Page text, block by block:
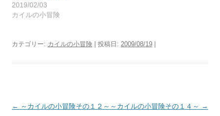
2019/02/03
カイルの小冒険
カテゴリー: カイルの小冒険 | 投稿日: 2009/08/19
投
← ～カイルの小冒険その１２～ ～カイルの小冒険その１４～ →